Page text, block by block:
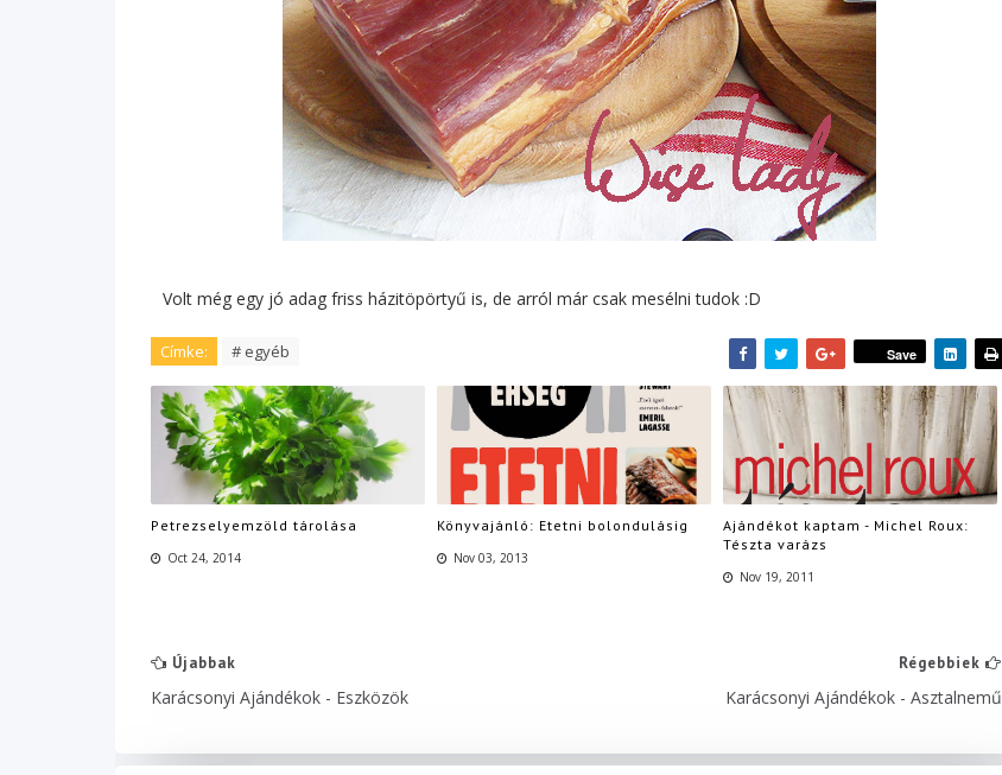
Volt még egy jó adag friss házitöpörtyű is, de arról már csak mesélni tudok :D
Címke: # egyéb Save
Petrezselyemzöld tárolása
Oct 24, 2014
Könyvajánló: Etetni bolondulásig
Nov 03, 2013
Ajándékot kaptam - Michel Roux:
Tészta varázs
Nov 19, 2011
Újabbak
Karácsonyi Ajándékok - Eszközök
Régebbiek
Karácsonyi Ajándékok - Asztalnemű